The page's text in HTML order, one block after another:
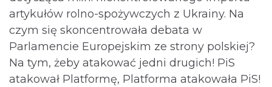
artykułów rolno-spożywczych z Ukrainy. Na
czym się skoncentrowała debata w
Parlamencie Europejskim ze strony polskiej?
Na tym, żeby atakować jedni drugich! PiS
atakował Platformę, Platforma atakowała PiS!